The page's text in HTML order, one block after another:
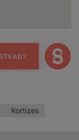
Kortizes